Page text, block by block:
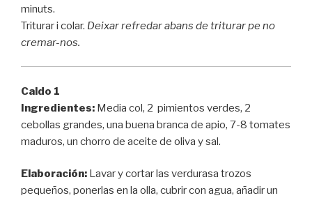
minuts.
Triturar i colar. Deixar refredar abans de triturar pe no
cremar-nos.
Caldo 1
Ingredientes: Media col, 2 pimientos verdes, 2
cebollas grandes, una buena branca de apio, 7-8 tomates
maduros, un chorro de aceite de oliva y sal.
Elaboración: Lavar y cortar las verdurasa trozos
pequeños, ponerlas en la olla, cubrir con agua, añadir un